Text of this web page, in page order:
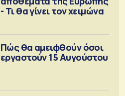
- Τι θα γίνει τον χειμώνα
Πώς θα αμειφθούν όσοι
εργαστούν 15 Αυγούστου